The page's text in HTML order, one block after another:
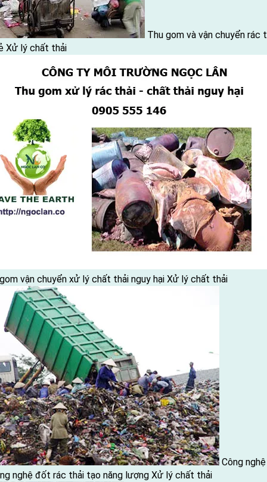
Thu gom và vận chuyển rác
Xử lý chất thải
vận chuyển xử lý chất thải nguy hại Xử lý chất thải
Công
nghệ đốt rác thải tạo năng lượng Xử lý chất thải